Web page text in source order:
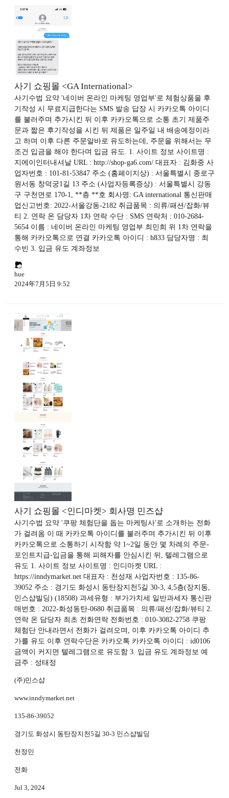
사기 쇼핑몰 <GA International>
사기수법 요약 '네이버 온라인 마케팅 영업부'로 체험상품을 후
기작성 시 무료지급한다는 SMS 발송 답장 시 카카오톡 아이디
를 불러주며 추가시킨 뒤 이후 카카오톡으로 소통 초기 제품주
문과 짧은 후기작성을 시킨 뒤 제품은 일주일 내 배송예정이라
고 하며 이후 다른 주문알바로 유도하는데, 주문을 위해서는 무
조건 입금을 해야 한다며 입금 유도. 1. 사이트 정보 사이트명 :
지에이인터내셔날 URL : http://shop-ga6.com/ 대표자 : 김화중 사
업자번호 : 101-81-53847 주소 (홈페이지상) : 서울특별시 종로구
원서동 창덕궁1길 13 주소 (사업자등록증상) : 서울특별시 강동
구 구천면로 170-1, **층 **호 회사명: GA international 통신판매
업신고번호: 2022-서울강동-2182 취급품목 : 의류/패션/잡화/뷰
티 2. 연락 온 담당자 1차 연락 수단 : SMS 연락처 : 010-2684-
5654 이름 : 네이버 온라인 마케팅 영업부 최민희 위 1차 연락을
통해 카카오톡으로 연결 카카오톡 아이디 : h833 담당자명 : 최
수빈 3. 입금 유도 계좌정보
hue
2024年7月5日 9:52
사기 쇼핑몰 <인디마켓> 회사명 민즈샵
사기수법 요약 '쿠팡 체험단을 돕는 마케팅사'로 소개하는 전화
가 걸려옴 이 때 카카오톡 아이디를 불러주며 추가시킨 뒤 이후
카카오톡으로 소통하기 시작함 약 1~2일 동안 몇 차례의 주문-
포인트지급-입금을 통해 피해자를 안심시킨 뒤, 텔레그램으로
유도 1. 사이트 정보 사이트명 : 인디마켓 URL :
https://inndymarket.net 대표자 : 천성재 사업자번호 : 135-86-
39052 주소 : 경기도 화성시 동탄장지천5길 30-3, 4,5층(장지동,
민스샵빌딩) (18508) 과세유형 : 부가가치세 일반과세자 통신판
매번호 : 2022-화성동탄-0680 취급품목 : 의류/패션/잡화/뷰티 2.
연락 온 담당자 최초 전화연락 전화번호 : 010-3082-2758 쿠팡
체험단 안내라면서 전화가 걸려오며, 이후 카카오톡 아이디 추
가를 유도 이후 연락수단은 카카오톡 카카오톡 아이디 : id0106
금액이 커지면 텔레그램으로 유도함 3. 입금 유도 계좌정보 예
금주 : 성태정
(주)민스샵
www.inndymarket.net
135-86-39052
경기도 화성시 동탄장지천5길 30-3 민스샵빌딩
천정민
전화
Jul 3, 2024